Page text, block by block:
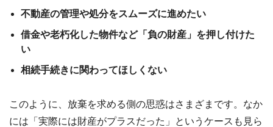
不動産の管理や処分をスムーズに進めたい
借金や老朽化した物件など「負の財産」を押し付けた
い
相続手続きに関わってほしくない
このように、放棄を求める側の思惑はさまざまです。なか
には「実際には財産がプラスだった」というケースも見ら